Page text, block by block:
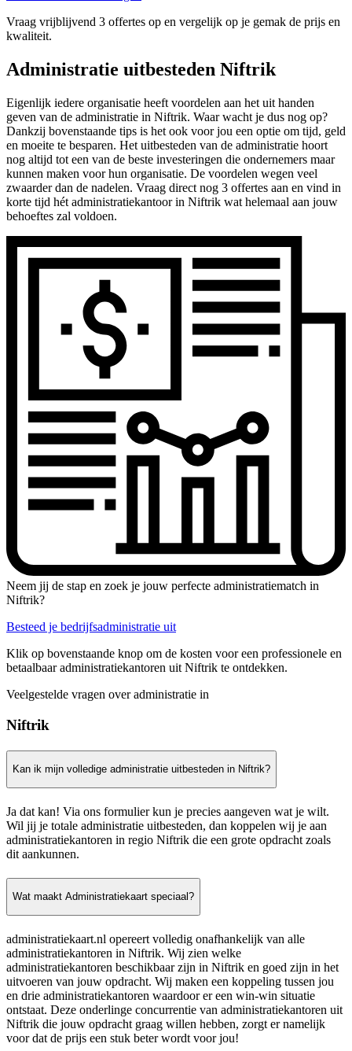
Vraag vrijblijvend 3 offertes op en vergelijk op je gemak de prijs en
kwaliteit.
Administratie uitbesteden Niftrik
Eigenlijk iedere organisatie heeft voordelen aan het uit handen
geven van de administratie in Niftrik. Waar wacht je dus nog op?
Dankzij bovenstaande tips is het ook voor jou een optie om tijd, geld
en moeite te besparen. Het uitbesteden van de administratie hoort
nog altijd tot een van de beste investeringen die ondernemers maar
kunnen maken voor hun organisatie. De voordelen wegen veel
zwaarder dan de nadelen. Vraag direct nog 3 offertes aan en vind in
korte tijd hét administratiekantoor in Niftrik wat helemaal aan jouw
behoeftes zal voldoen.
Neem jij de stap en zoek je jouw perfecte administratiematch in
Niftrik?
Besteed je bedrijfsadministratie uit
Klik op bovenstaande knop om de kosten voor een professionele en
betaalbaar administratiekantoren uit Niftrik te ontdekken.
Veelgestelde vragen over administratie in
Niftrik
Kan ik mijn volledige administratie uitbesteden in Niftrik?
Ja dat kan! Via ons formulier kun je precies aangeven wat je wilt.
Wil jij je totale administratie uitbesteden, dan koppelen wij je aan
administratiekantoren in regio Niftrik die een grote opdracht zoals
dit aankunnen.
Wat maakt Administratiekaart speciaal?
administratiekaart.nl opereert volledig onafhankelijk van alle
administratiekantoren in Niftrik. Wij zien welke
administratiekantoren beschikbaar zijn in Niftrik en goed zijn in het
uitvoeren van jouw opdracht. Wij maken een koppeling tussen jou
en drie administratiekantoren waardoor er een win-win situatie
ontstaat. Deze onderlinge concurrentie van administratiekantoren uit
Niftrik die jouw opdracht graag willen hebben, zorgt er namelijk
voor dat de prijs een stuk beter wordt voor jou!